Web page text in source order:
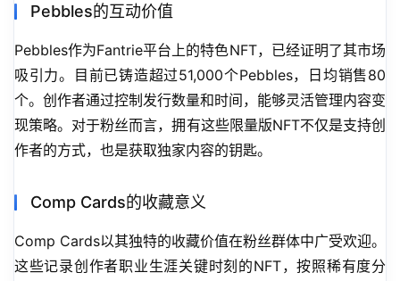
Pebbles的互动价值
Pebbles作为Fantrie平台上的特色NFT，已经证明了其市场
吸引力。目前已铸造超过51,000个Pebbles，日均销售80
个。创作者通过控制发行数量和时间，能够灵活管理内容变
现策略。对于粉丝而言，拥有这些限量版NFT不仅是支持创
作者的方式，也是获取独家内容的钥匙。
Comp Cards的收藏意义
Comp Cards以其独特的收藏价值在粉丝群体中广受欢迎。
这些记录创作者职业生涯关键时刻的NFT，按照稀有度分